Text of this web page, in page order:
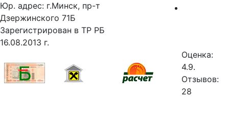
Юр. адрес: г.Минск, пр-т
Дзержинского 71Б
Зарегистрирован в ТР РБ
16.08.2013 г.
Оценка:
4.9.
Отзывов:
28